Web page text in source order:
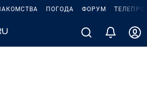
ПОГОДА ФОРУМ